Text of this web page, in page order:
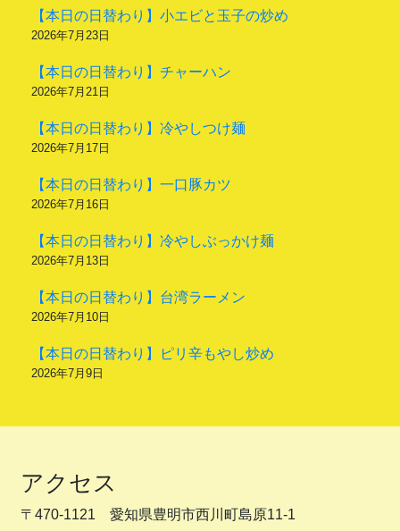
【本日の日替わり】小エビと玉子の炒め
2026年7月23日
【本日の日替わり】チャーハン
2026年7月21日
【本日の日替わり】冷やしつけ麺
2026年7月17日
【本日の日替わり】一口豚カツ
2026年7月16日
【本日の日替わり】冷やしぶっかけ麺
2026年7月13日
【本日の日替わり】台湾ラーメン
2026年7月10日
【本日の日替わり】ピリ辛もやし炒め
2026年7月9日
アクセス
〒470-1121 愛知県豊明市西川町島原11-1